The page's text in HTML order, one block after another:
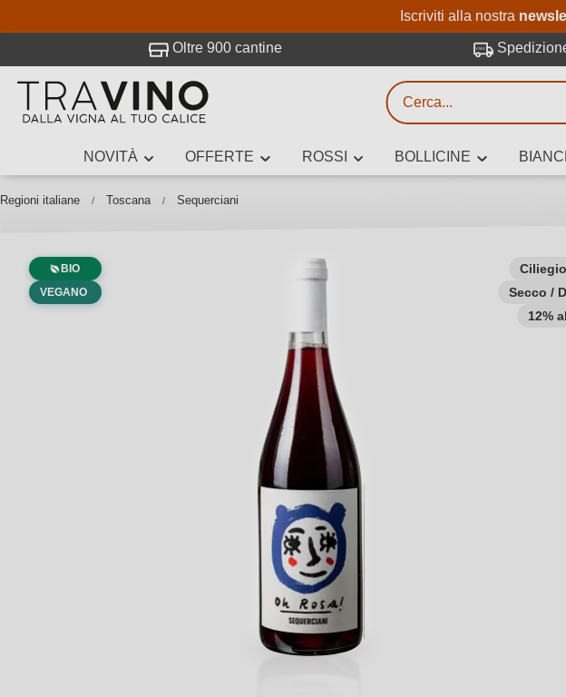
Iscriviti alla nostra
Oltre 900 cantine
NOVITÀ OFFERTE ROSSI BOLLICINE
Regioni italiane Toscana Sequerciani
Secco /
12%
BIO
VEGANO
Ricerca vini
Inserisci almeno 3 caratteri
Descrivi il vino stai cercando – per
Travino.